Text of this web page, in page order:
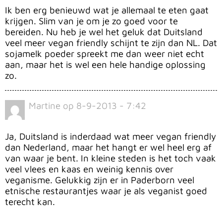
Ik ben erg benieuwd wat je allemaal te eten gaat
krijgen. Slim van je om je zo goed voor te
bereiden. Nu heb je wel het geluk dat Duitsland
veel meer vegan friendly schijnt te zijn dan NL. Dat
sojamelk poeder spreekt me dan weer niet echt
aan, maar het is wel een hele handige oplossing
zo.
Martine op 8-9-2013 - 7:42
Ja, Duitsland is inderdaad wat meer vegan friendly
dan Nederland, maar het hangt er wel heel erg af
van waar je bent. In kleine steden is het toch vaak
veel vlees en kaas en weinig kennis over
veganisme. Gelukkig zijn er in Paderborn veel
etnische restaurantjes waar je als veganist goed
terecht kan.